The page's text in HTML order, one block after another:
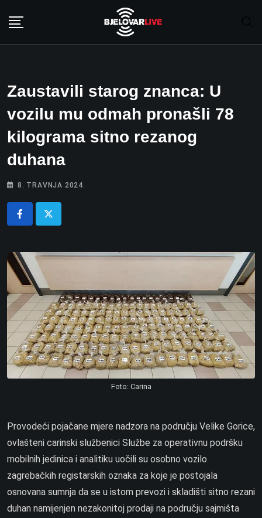
Zaustavili starog znanca: U
vozilu mu odmah pronašli 78
kilograma sitno rezanog
duhana
8. TRAVNJA 2024.
Foto: Carina
Provodeći pojačane mjere nadzora na području Velike Gorice,
ovlašteni carinski službenici Službe za operativnu podršku
mobilnih jedinica i analitiku uočili su osobno vozilo
zagrebačkih registarskih oznaka za koje je postojala
osnovana sumnja da se u istom prevozi i skladišti sitno rezani
duhan namijenjen nezakonitoj prodaji na području sajmišta